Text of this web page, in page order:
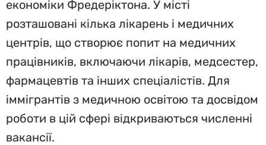
економіки Фредеріктона. У місті
розташовані кілька лікарень і медичних
центрів, що створює попит на медичних
працівників, включаючи лікарів, медсестер,
фармацевтів та інших спеціалістів. Для
іммігрантів з медичною освітою та досвідом
роботи в цій сфері відкриваються численні
вакансії.